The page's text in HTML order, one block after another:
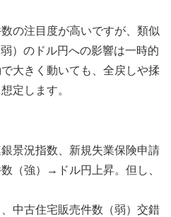
の注目度が高いですが、類似
）のドル円への影響は一時的
大きく動いても、全戻しや揉
定します。
景況指数、新規失業保険申請
（強）→ドル円上昇。但し、
中古住宅販売件数（弱）交錯